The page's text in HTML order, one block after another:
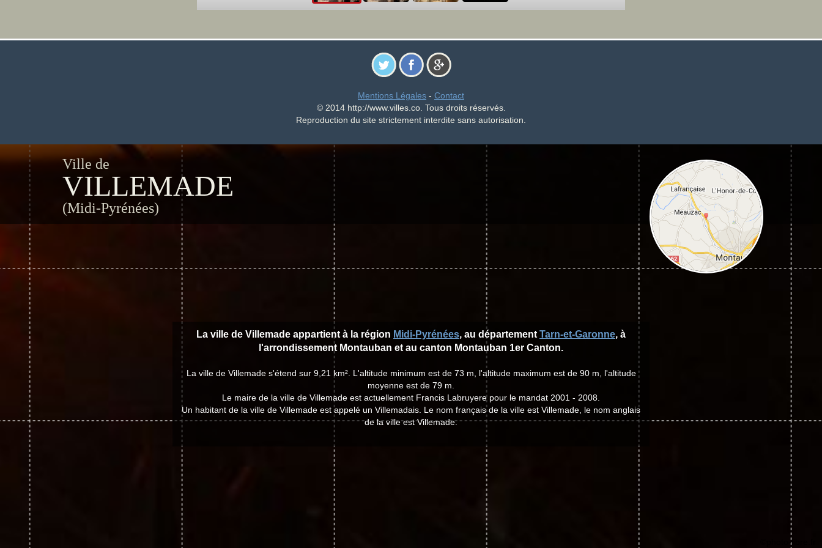
Mentions Légales - Contact
© 2014 http://www.villes.co. Tous droits réservés.
Reproduction du site strictement interdite sans autorisation.
Ville de
VILLEMADE
(Midi-Pyrénées)
La ville de Villemade appartient à la région Midi-Pyrénées, au département Tarn-et-Garonne, à
l'arrondissement Montauban et au canton Montauban 1er Canton.
La ville de Villemade s'étend sur 9,21 km². L'altitude minimum est de 73 m, l'altitude maximum est de 90 m, l'altitude
moyenne est de 79 m.
Le maire de la ville de Villemade est actuellement Francis Labruyere pour le mandat 2001 - 2008.
Un habitant de la ville de Villemade est appelé un Villemadais. Le nom français de la ville est Villemade, le nom anglais
de la ville est Villemade.
©photo-libre.fr